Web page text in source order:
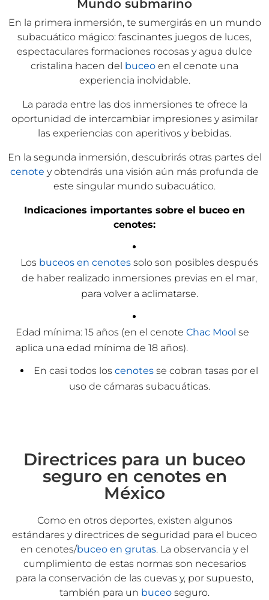
Mundo submarino
En la primera inmersión, te sumergirás en un mundo
subacuático mágico: fascinantes juegos de luces,
espectaculares formaciones rocosas y agua dulce
cristalina hacen del buceo en el cenote una
experiencia inolvidable.
La parada entre las dos inmersiones te ofrece la
oportunidad de intercambiar impresiones y asimilar
las experiencias con aperitivos y bebidas.
En la segunda inmersión, descubrirás otras partes del
cenote y obtendrás una visión aún más profunda de
este singular mundo subacuático.
Indicaciones importantes sobre el buceo en
cenotes:
Los buceos en cenotes solo son posibles después
de haber realizado inmersiones previas en el mar,
para volver a aclimatarse.
Edad mínima: 15 años (en el cenote Chac Mool se
aplica una edad mínima de 18 años).
En casi todos los cenotes se cobran tasas por el
uso de cámaras subacuáticas.
Directrices para un buceo
seguro en cenotes en
México
Como en otros deportes, existen algunos
estándares y directrices de seguridad para el buceo
en cenotes/buceo en grutas. La observancia y el
cumplimiento de estas normas son necesarios
para la conservación de las cuevas y, por supuesto,
también para un buceo seguro.